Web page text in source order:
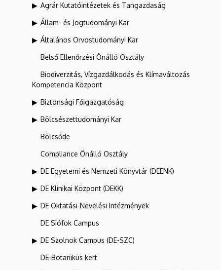
Agrár Kutatóintézetek és Tangazdaság
Állam- és Jogtudományi Kar
Általános Orvostudományi Kar
Belső Ellenőrzési Önálló Osztály
Biodiverzitás, Vízgazdálkodás és Klímaváltozás
Kompetencia Központ
Biztonsági Főigazgatóság
Bölcsészettudományi Kar
Bölcsőde
Compliance Önálló Osztály
DE Egyetemi és Nemzeti Könyvtár (DEENK)
DE Klinikai Központ (DEKK)
DE Oktatási-Nevelési Intézmények
DE Siófok Campus
DE Szolnok Campus (DE-SZC)
DE-Botanikus kert